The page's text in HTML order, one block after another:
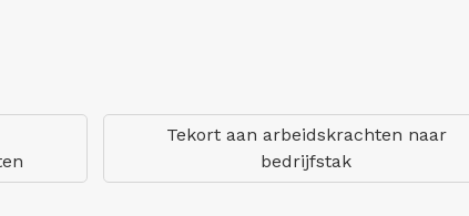
Tekort aan arbeidskrachten naar
bedrijfstak